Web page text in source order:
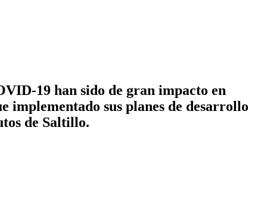
19 han sido de gran impacto en
implementado sus planes de desarrollo
de Saltillo.